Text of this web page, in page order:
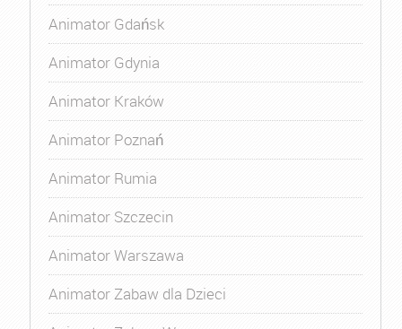
Animator Gdańsk
Animator Gdynia
Animator Kraków
Animator Poznań
Animator Rumia
Animator Szczecin
Animator Warszawa
Animator Zabaw dla Dzieci